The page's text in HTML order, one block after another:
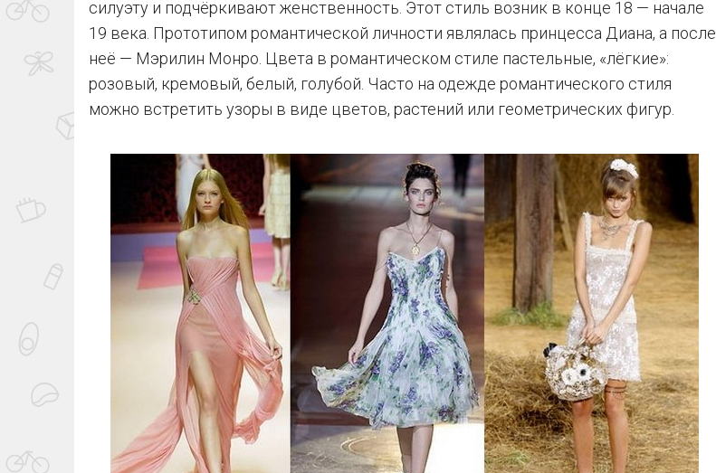
силуэту и подчёркивают женственность. Этот стиль возник в конце 18 — начале
19 века. Прототипом романтической личности являлась принцесса Диана, а после
неё — Мэрилин Монро. Цвета в романтическом стиле пастельные, «лёгкие»:
розовый, кремовый, белый, голубой. Часто на одежде романтического стиля
можно встретить узоры в виде цветов, растений или геометрических фигур.